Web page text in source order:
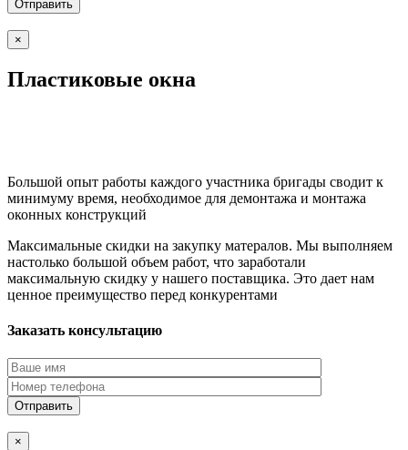
×
Пластиковые окна
Большой опыт работы каждого участника бригады сводит к
минимуму время, необходимое для демонтажа и монтажа
оконных конструкций
Максимальные скидки на закупку матералов. Мы выполняем
настолько большой объем работ, что заработали
максимальную скидку у нашего поставщика. Это дает нам
ценное преимущество перед конкурентами
Заказать консультацию
×